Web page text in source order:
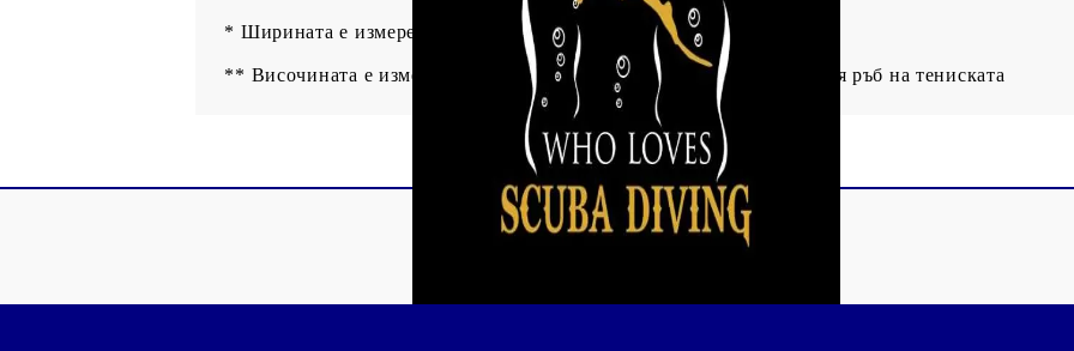
* Ширината е измерена на 1см под ръкава
** Височината е измерена от най-високата част на рамото до долния ръб на тениската